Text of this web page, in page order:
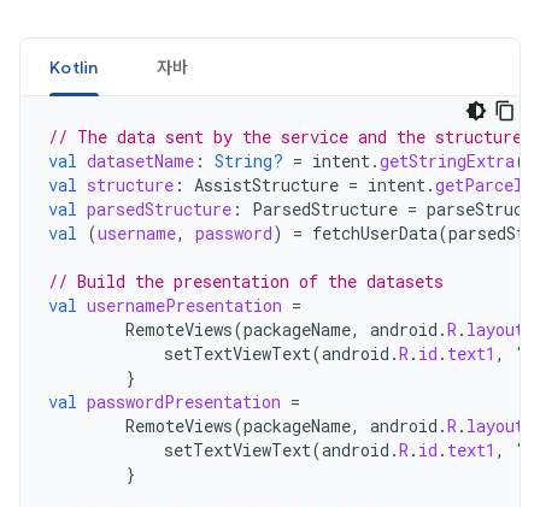
Kotlin 자바
// The data sent by the service and the structure
val datasetName : String? = intent.getStringExtra(
val structure : AssistStructure = intent.
val parsedStructure : ParsedStructure =
val (username, password) = fetchUserData(
// Build the presentation of the datasets
val usernamePresentation =
RemoteViews(packageName, android .R . layout
setTextViewText(android .R . id . text1 ,
}
val passwordPresentation =
RemoteViews(packageName, android .R . layout
setTextViewText(android .R . id . text1 ,
}